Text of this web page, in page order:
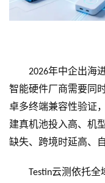
2026年中企出海
智能硬件厂商需要同
卓多终端兼容性验证
建真机池投入高、机
缺失、跨境时延高、
Testin云测依托全